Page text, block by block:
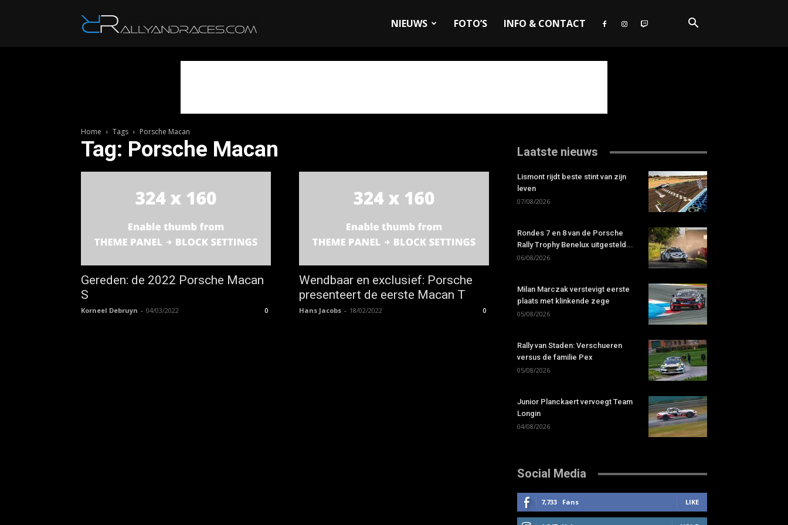
NIEUWS FOTO’S INFO & CONTACT
Home Tags Porsche Macan
Tag: Porsche Macan
Gereden: de 2022 Porsche Macan
S
Korneel Debruyn - 04/03/2022 0
Wendbaar en exclusief: Porsche
presenteert de eerste Macan T
Hans Jacobs - 18/02/2022 0
Laatste nieuws
Lismont rijdt beste stint van zijn
leven
07/08/2026
Rondes 7 en 8 van de Porsche
Rally Trophy Benelux uitgesteld...
06/08/2026
Milan Marczak verstevigt eerste
plaats met klinkende zege
05/08/2026
Rally van Staden: Verschueren
versus de familie Pex
05/08/2026
Junior Planckaert vervoegt Team
Longin
04/08/2026
Social Media
7,733 Fans LIKE